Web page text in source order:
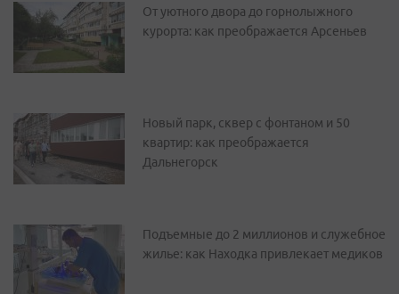
От уютного двора до горнолыжного
курорта: как преображается Арсеньев
Новый парк, сквер с фонтаном и 50
квартир: как преображается
Дальнегорск
Подъемные до 2 миллионов и служебное
жилье: как Находка привлекает медиков